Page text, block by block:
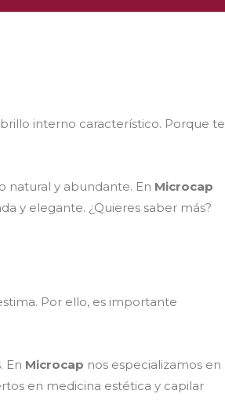
interno característico. Porque te
natural y abundante. En Microcap
y elegante. ¿Quieres saber más?
Por ello, es importante
En Microcap nos especializamos en
en medicina estética y capilar